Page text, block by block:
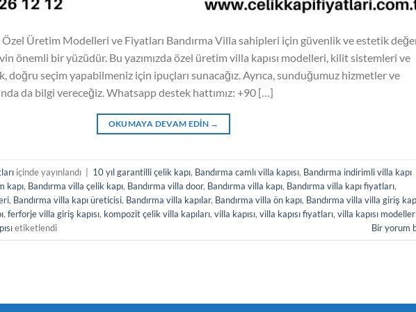
Özel Üretim Modelleri ve Fiyatları Bandırma Villa sahipleri için güvenlik ve estetik
önemli bir yüzüdür. Bu yazımızda özel üretim villa kapısı modelleri, kilit sistemleri ve
doğru seçim yapabilmeniz için ipuçları sunacağız. Ayrıca, sunduğumuz hizmetler ve
da bilgi vereceğiz. Whatsapp destek hattımız: +90 […]
OKUMAYA DEVAM EDIN →
içinde yayınlandı | 10 yıl garantilli çelik kapı, Bandırma camlı villa kapısı, Bandırma indirimli villa kapı
kapı, Bandırma villa çelik kapı, Bandırma villa door, Bandırma villa kapı, Bandırma villa kapı fiyatları,
, Bandırma villa kapı üreticisi, Bandırma villa kapılar, Bandırma villa ön kapı, Bandırma villa villa giriş
, ferforje villa giriş kapısı, kompozit çelik villa kapıları, villa kapısı, villa kapısı fiyatları, villa kapısı
etiketlendi Bir yorum